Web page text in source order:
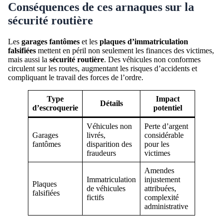
Conséquences de ces arnaques sur la
sécurité routière
Les garages fantômes et les plaques d’immatriculation
falsifiées mettent en péril non seulement les finances des victimes,
mais aussi la sécurité routière. Des véhicules non conformes
circulent sur les routes, augmentant les risques d’accidents et
compliquant le travail des forces de l’ordre.
Type
d’escroquerie
Détails
Impact
potentiel
Garages
fantômes
Véhicules non
livrés,
disparition des
fraudeurs
Perte d’argent
considérable
pour les
victimes
Plaques
falsifiées
Immatriculation
de véhicules
fictifs
Amendes
injustement
attribuées,
complexité
administrative